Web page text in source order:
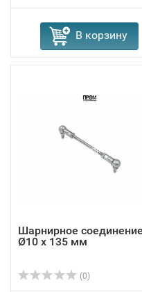
В корзину
Шарнирное соединение
Ø10 x 135 мм
(0)